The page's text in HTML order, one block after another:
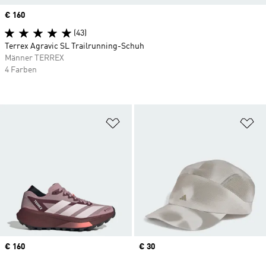
Price
€ 160
Price
€ 30
Price
€ 160
(43)
Terrex Agravic SL Trailrunning-Schuh
Männer TERREX
4 Farben